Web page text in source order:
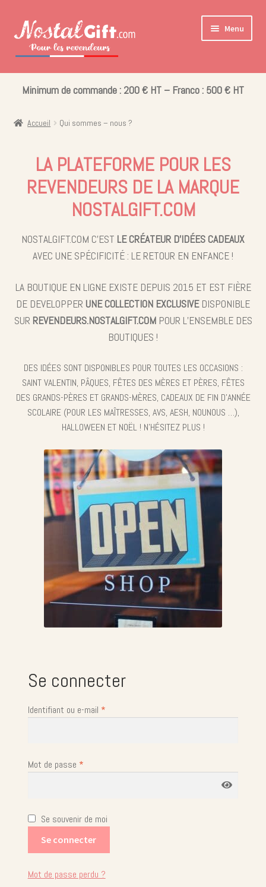
Aller
à
Aller
au
contenu
Menu
le
Les collections pour la fin d’année scolaire
Ouvrir
Coffret Bonbons
Minimum de commande : 200 € HT – Franco : 500 € HT
Accueil Qui sommes – nous ?
LA PLATEFORME POUR LES
REVENDEURS DE LA MARQUE
NOSTALGIFT.COM
NOSTALGIFT.COM C’EST LE CRÉATEUR D’IDÉES CADEAUX
AVEC UNE SPÉCIFICITÉ : LE RETOUR EN ENFANCE !
LA BOUTIQUE EN LIGNE EXISTE DEPUIS 2015 ET EST FIÈRE
DE DEVELOPPER UNE COLLECTION EXCLUSIVEDISPONIBLE
SUR REVENDEURS.NOSTALGIFT.COMPOUR L’ENSEMBLE DES
BOUTIQUES !
DES IDÉES SONT DISPONIBLES POUR TOUTES LES OCCASIONS :
SAINT VALENTIN, PÂQUES, FÊTES DES MÈRES ET PÈRES, FÊTES
DES GRANDS-PÈRES ET GRANDS-MÈRES, CADEAUX DE FIN D’ANNÉE
SCOLAIRE (POUR LES MAÎTRESSES, AVS, AESH, NOUNOUS …),
HALLOWEEN ET NOËL ! N’HÉSITEZ PLUS !
Se connecter
Identifiant ou e-mail *
Mot de passe *
Se souvenir de moi
Se connecter
Mot de passe perdu ?